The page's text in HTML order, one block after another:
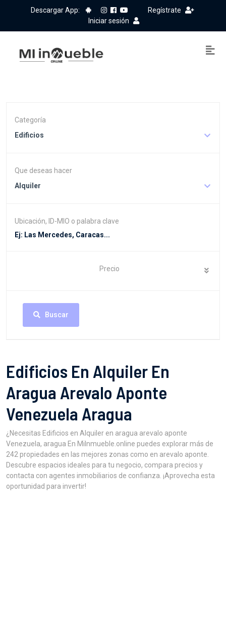
Descargar App:
Regístrate
Iniciar sesión
Categoría
Edificios
Que deseas hacer
Alquiler
Ubicación, ID-MIO o palabra clave
Precio
Buscar
Edificios En Alquiler En
Aragua Arevalo Aponte
Venezuela Aragua
¿Necesitas Edificios en Alquiler en aragua arevalo aponte
Venezuela, aragua En MiInmueble.online puedes explorar más de
242 propiedades en las mejores zonas como en arevalo aponte.
Descubre espacios ideales para tu negocio, compara precios y
contacta con agentes inmobiliarios de confianza. ¡Aprovecha esta
oportunidad para invertir!